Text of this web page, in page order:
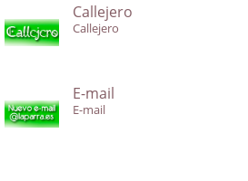
Callejero
Callejero
E-mail
E-mail